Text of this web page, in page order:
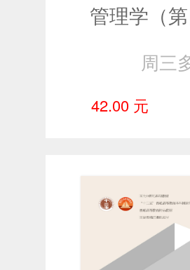
管理学（第
周三
42.00 元